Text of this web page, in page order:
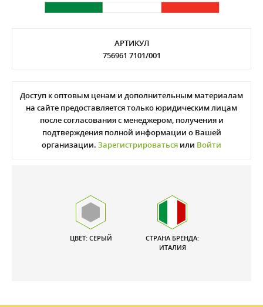
АРТИКУЛ
756961 7101/001
Доступ к оптовым ценам и дополнительным материалам
на сайте предоставляется только юридическим лицам
после согласования с менеджером, получения и
подтверждения полной информации о Вашей
организации. Зарегистрироваться или Войти
ЦВЕТ: СЕРЫЙ
СТРАНА БРЕНДА:
ИТАЛИЯ